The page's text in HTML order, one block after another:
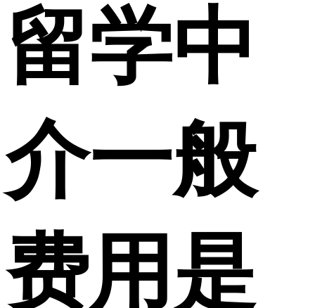
留学中
介一般
费用是